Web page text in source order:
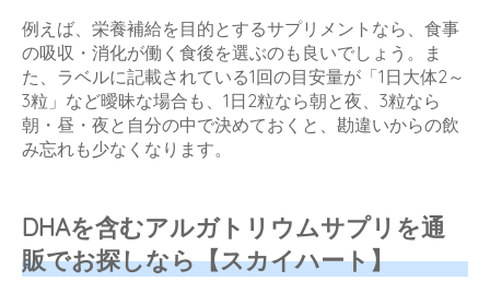
例えば、栄養補給を目的とするサプリメントなら、食事
の吸収・消化が働く食後を選ぶのも良いでしょう。ま
た、ラベルに記載されている1回の目安量が「1日大体2～
3粒」など曖昧な場合も、1日2粒なら朝と夜、3粒なら
朝・昼・夜と自分の中で決めておくと、勘違いからの飲
み忘れも少なくなります。
DHAを含むアルガトリウムサプリを通
販でお探しなら【スカイハート】